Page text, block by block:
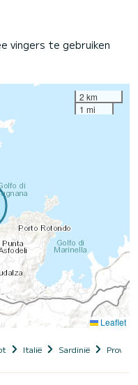
vingers te gebruiken
2 km
1 mi
Leaflet
Italië Sardinië